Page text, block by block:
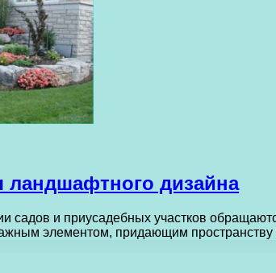
дизайна
и приусадебных участков
элементом, придающим